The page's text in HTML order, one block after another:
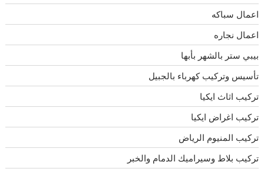
اعمال سباكه
اعمال نجاره
بيبي ستر بالشهر بأبها
تأسيس وتركيب كهرباء بالجبيل
تركيب اثاث ايكيا
تركيب اغراض ايكيا
تركيب المنيوم الرياض
تركيب بلاط وسيراميك الدمام والخبر